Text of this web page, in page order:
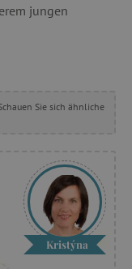
jungen
Sie sich ähnliche
Kristýna